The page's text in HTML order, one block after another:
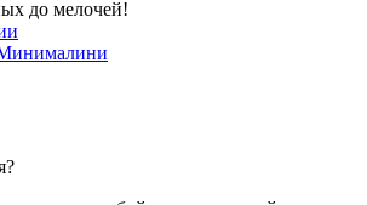
до мелочей!